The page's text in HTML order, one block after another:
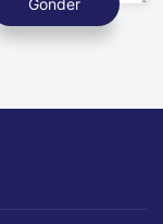
Gönder